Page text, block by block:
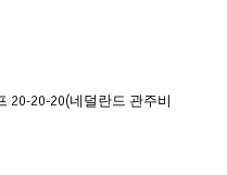
20-20-20(네덜란드 관주비